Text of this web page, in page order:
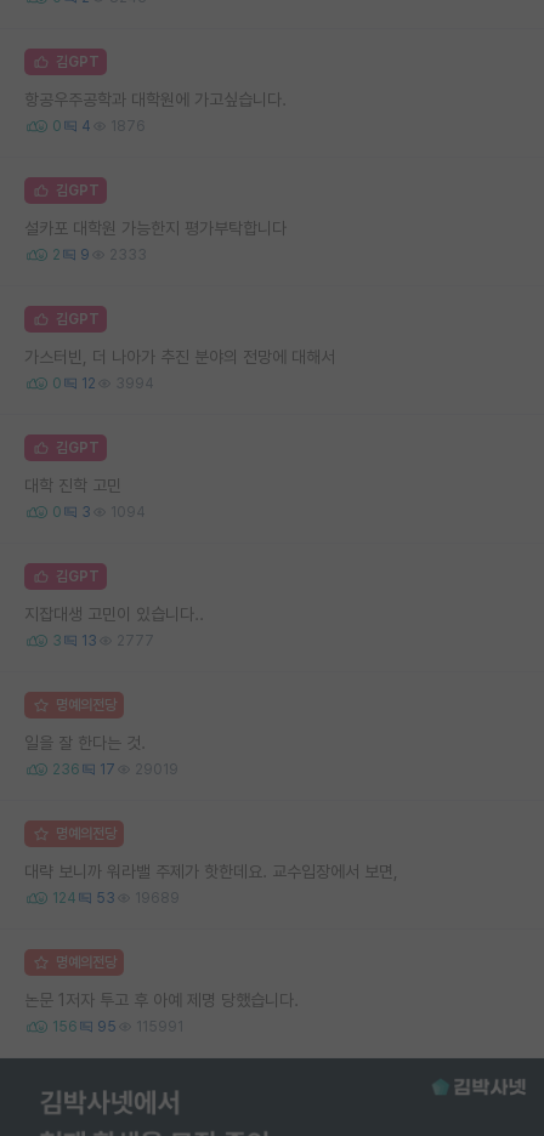
김GPT
항공우주공학과 대학원에 가고싶습니다.
0 4 1876
김GPT
설카포 대학원 가능한지 평가부탁합니다
2 9 2333
김GPT
가스터빈, 더 나아가 추진 분야의 전망에 대해서
0 12 3994
김GPT
대학 진학 고민
0 3 1094
김GPT
지잡대생 고민이 있습니다..
3 13 2777
명예의전당
일을 잘 한다는 것.
236 17 29019
명예의전당
대략 보니까 워라밸 주제가 핫한데요. 교수입장에서 보면,
124 53 19689
명예의전당
논문 1저자 투고 후 아예 제명 당했습니다.
156 95 115991